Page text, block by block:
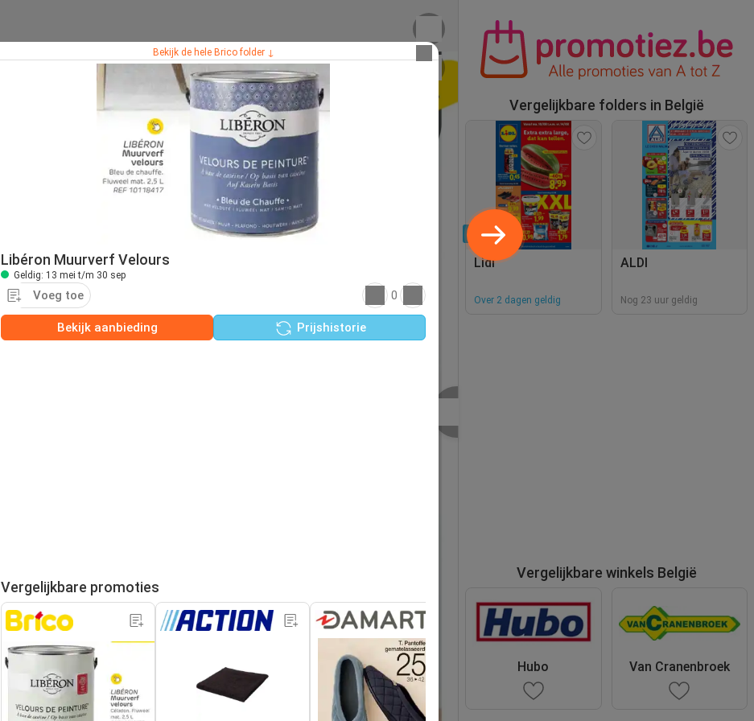
Vergelijkbare folders in België
Nieuw
Lidl
Over 2 dagen geldig
ALDI
Nog 23 uur geldig
Vergelijkbare winkels België
Hubo Van Cranenbroek
Bekijk de hele Brico folder ↓
Libéron Muurverf Velours
Geldig: 13 mei t/m 30 sep
Voeg toe 0
Bekijk aanbieding Prijshistorie
Vergelijkbare promoties